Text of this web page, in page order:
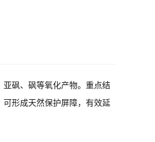
砜、砜等氧化产物。重点结
形成天然保护屏障，有效延